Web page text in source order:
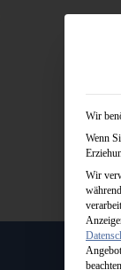
Wir
Wenn
Wir